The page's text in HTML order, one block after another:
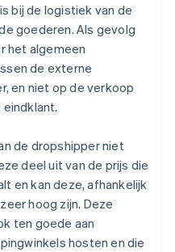
bij de logistiek van de
goederen. Als gevolg
het algemeen
de externe
en niet op de verkoop
de dropshipper niet
deel uit van de prijs die
en kan deze, afhankelijk
hoog zijn. Deze
ten goede aan
hosten en die